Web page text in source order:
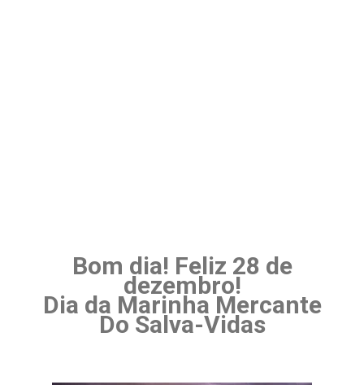
Bom dia! Feliz 28 de
dezembro!
Dia da Marinha Mercante
Do Salva-Vidas